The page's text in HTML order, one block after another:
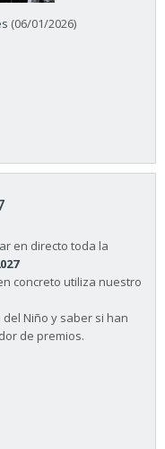
(06/01/2026)
en directo toda la
concreto utiliza nuestro
del Niño y saber si han
de premios.